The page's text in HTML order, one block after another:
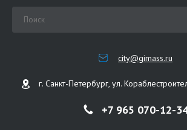
city@gimass.ru
г. Санкт-Петербург, ул.
+7 965 070-12-